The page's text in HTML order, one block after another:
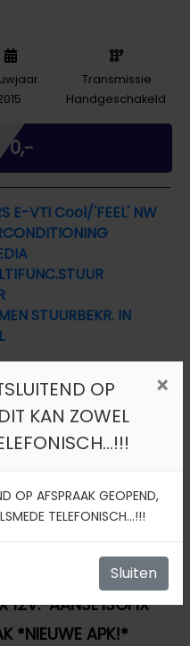
Transmissie
Handgeschakeld
€ 0,-
E-VTi Cool/'FEEL'
AIRCONDITIONING
STUURBEKR. IN
AANSL ISOFIX
*NIEUWE APK!*
op
Sluiten
OP
KAN ZOWEL
×
OP AFSPRAAK GEOPEND,
TELEFONISCH...!!!
Sluiten